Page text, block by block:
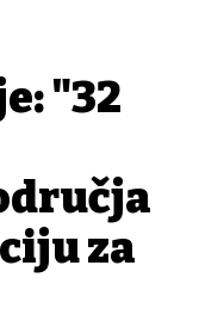
"32
za